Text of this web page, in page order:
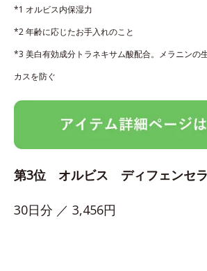
*1 オルビス内保湿力
*2 年齢に応じたお手入れのこと
*3 美白有効成分トラネキサム酸配合。メラニンの
カスを防ぐ
第3位 オルビス ディフェンセラ
30日分 ／ 3,456円